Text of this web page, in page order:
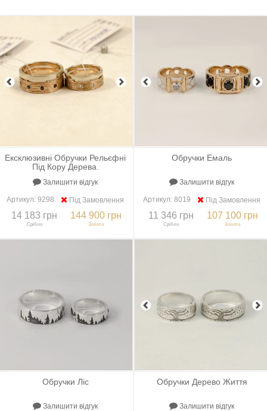
Ексклюзивні Обручки Рельєфні
Під Кору Дерева.
Залишити відгук
Артикул:9298 Під Замовлення
14 183 грн
Срібло
144 900 грн
Золото
Обручки Емаль
Залишити відгук
Артикул:8019 Під Замовлення
11 346 грн
Срібло
107 100 грн
Золото
Обручки Ліс
Залишити відгук
Обручки Дерево Життя
Залишити відгук